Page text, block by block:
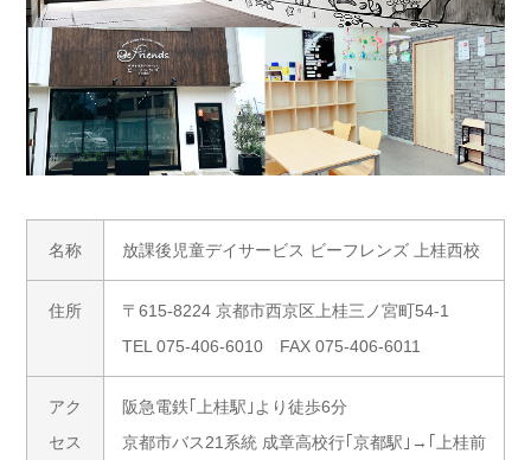
名称 放課後児童デイサービス ビーフレンズ 上桂西校
住所
〒615-8224 京都市西京区上桂三ノ宮町54-1
TEL 075-406-6010 FAX 075-406-6011
アク
セス
阪急電鉄｢上桂駅｣より徒歩6分
京都市バス21系統 成章高校行｢京都駅｣→｢上桂前